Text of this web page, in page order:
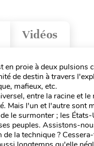
Vidéos
en proie à deux
de destin à travers
mafieux, etc.
entre la racine et
Mais l'un et l'autre sont
le surmonter ; les
peuples. Assistons-
la technique ?